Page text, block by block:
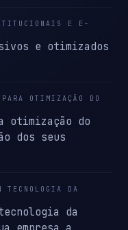
E E-
e otimizados
OTIMIZAÇÃO DO
otimização do
dos seus
TECNOLOGIA DA
da